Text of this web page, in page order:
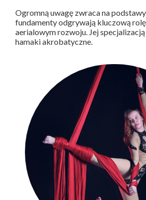
Ogromną uwagę zwraca na
fundamenty odgrywają kluczową
aerialowym rozwoju. Jej
hamaki akrobatyczne.